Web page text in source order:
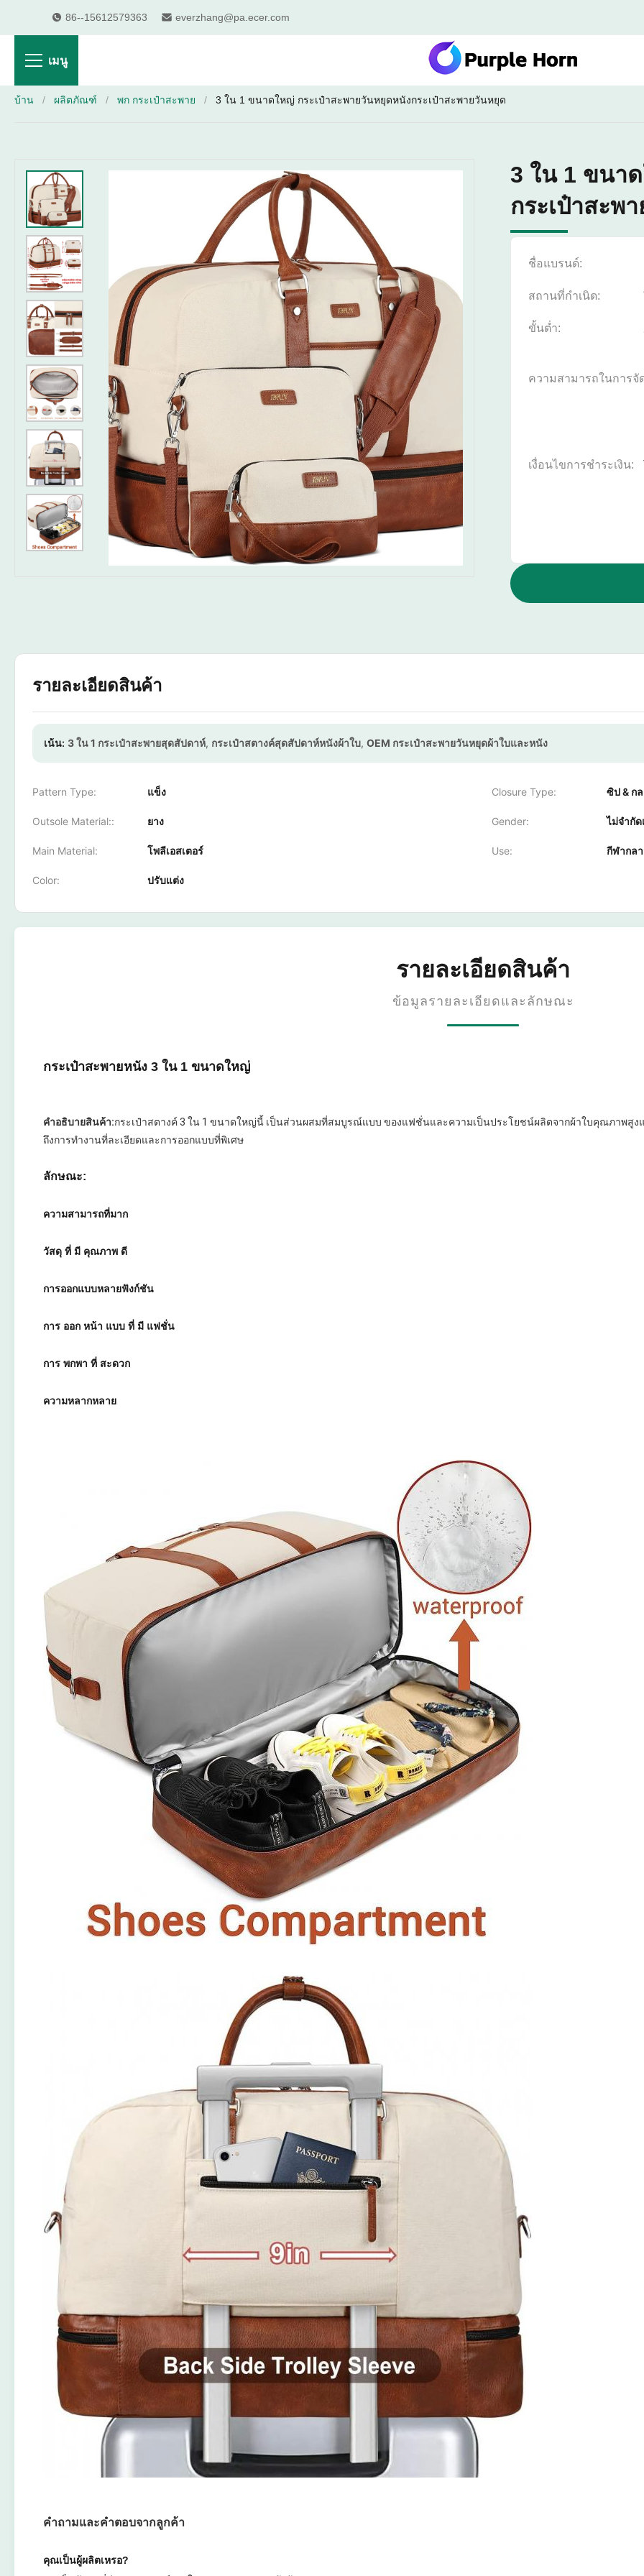
86--15612579363 everzhang@pa.ecer.com
เมนู
บ้าน / ผลิตภัณฑ์ / พก กระเป๋าสะพาย / 3 ใน 1 ขนาดใหญ่ กระเป๋าสะพายวันหยุดหนังกระเป๋าสะพายวันหยุด
3 ใน 1 ขนา
กระเป๋าสะพ
ชื่อแบรนด์:
สถานที่กำเนิด:
ขั้นต่ำ:
ความสามารถในการจั
เงื่อนไขการชำระเงิน:
รายละเอียดสินค้า
เน้น: 3 ใน 1 กระเป๋าสะพายสุดสัปดาห์, กระเป๋าสตางค์สุดสัปดาห์หนังผ้าใบ, OEM กระเป๋าสะพายวันหยุดผ้าใบและหนัง
Pattern Type: แข็ง Closure Type: ซิป & ก
Outsole Material:: ยาง Gender: ไม่จำกัด
Main Material: โพลีเอสเตอร์ Use: กีฬากล
Color: ปรับแต่ง
รายละเอียดสินค้า
ข้อมูลรายละเอียดและลักษณะ
กระเป๋าสะพายหนัง 3 ใน 1 ขนาดใหญ่
คําอธิบายสินค้า:กระเป๋าสตางค์ 3 ใน 1 ขนาดใหญ่นี้ เป็นส่วนผสมที่สมบูรณ์แบบ ของแฟชั่นและความเป็นประโยชน์ผลิตจากผ้าใบคุณภาพสู
ถึงการทํางานที่ละเอียดและการออกแบบที่พิเศษ
ลักษณะ:
ความสามารถที่มาก
วัสดุ ที่ มี คุณภาพ ดี
การออกแบบหลายฟังก์ชัน
การ ออก หน้า แบบ ที่ มี แฟชั่น
การ พกพา ที่ สะดวก
ความหลากหลาย
คําถามและคําตอบจากลูกค้า
คุณเป็นผู้ผลิตเหรอ?